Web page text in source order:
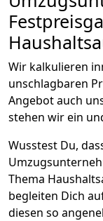
Wir kalkulieren
unschlagbaren
Angebot auch
stehen wir ein
Wusstest Du,
Thema
begleiten Dich
diesen so